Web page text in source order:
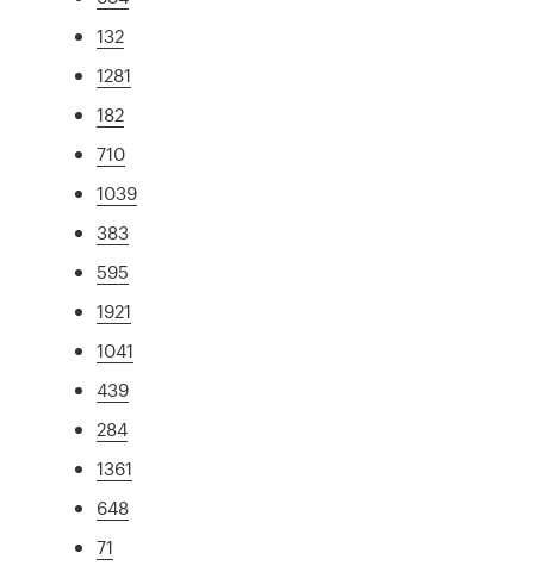
132
1281
182
710
1039
383
595
1921
1041
439
284
1361
648
71